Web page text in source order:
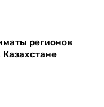
регионов